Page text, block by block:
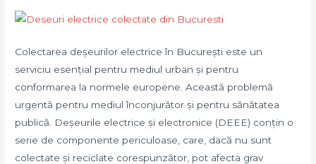
Colectarea deșeurilor electrice în București este un
serviciu esențial pentru mediul urban și pentru
conformarea la normele europene. Această problemă
urgentă pentru mediul înconjurător și pentru sănătatea
publică. Deșeurile electrice și electronice (DEEE) conțin o
serie de componente periculoase, care, dacă nu sunt
colectate și reciclate corespunzător, pot afecta grav